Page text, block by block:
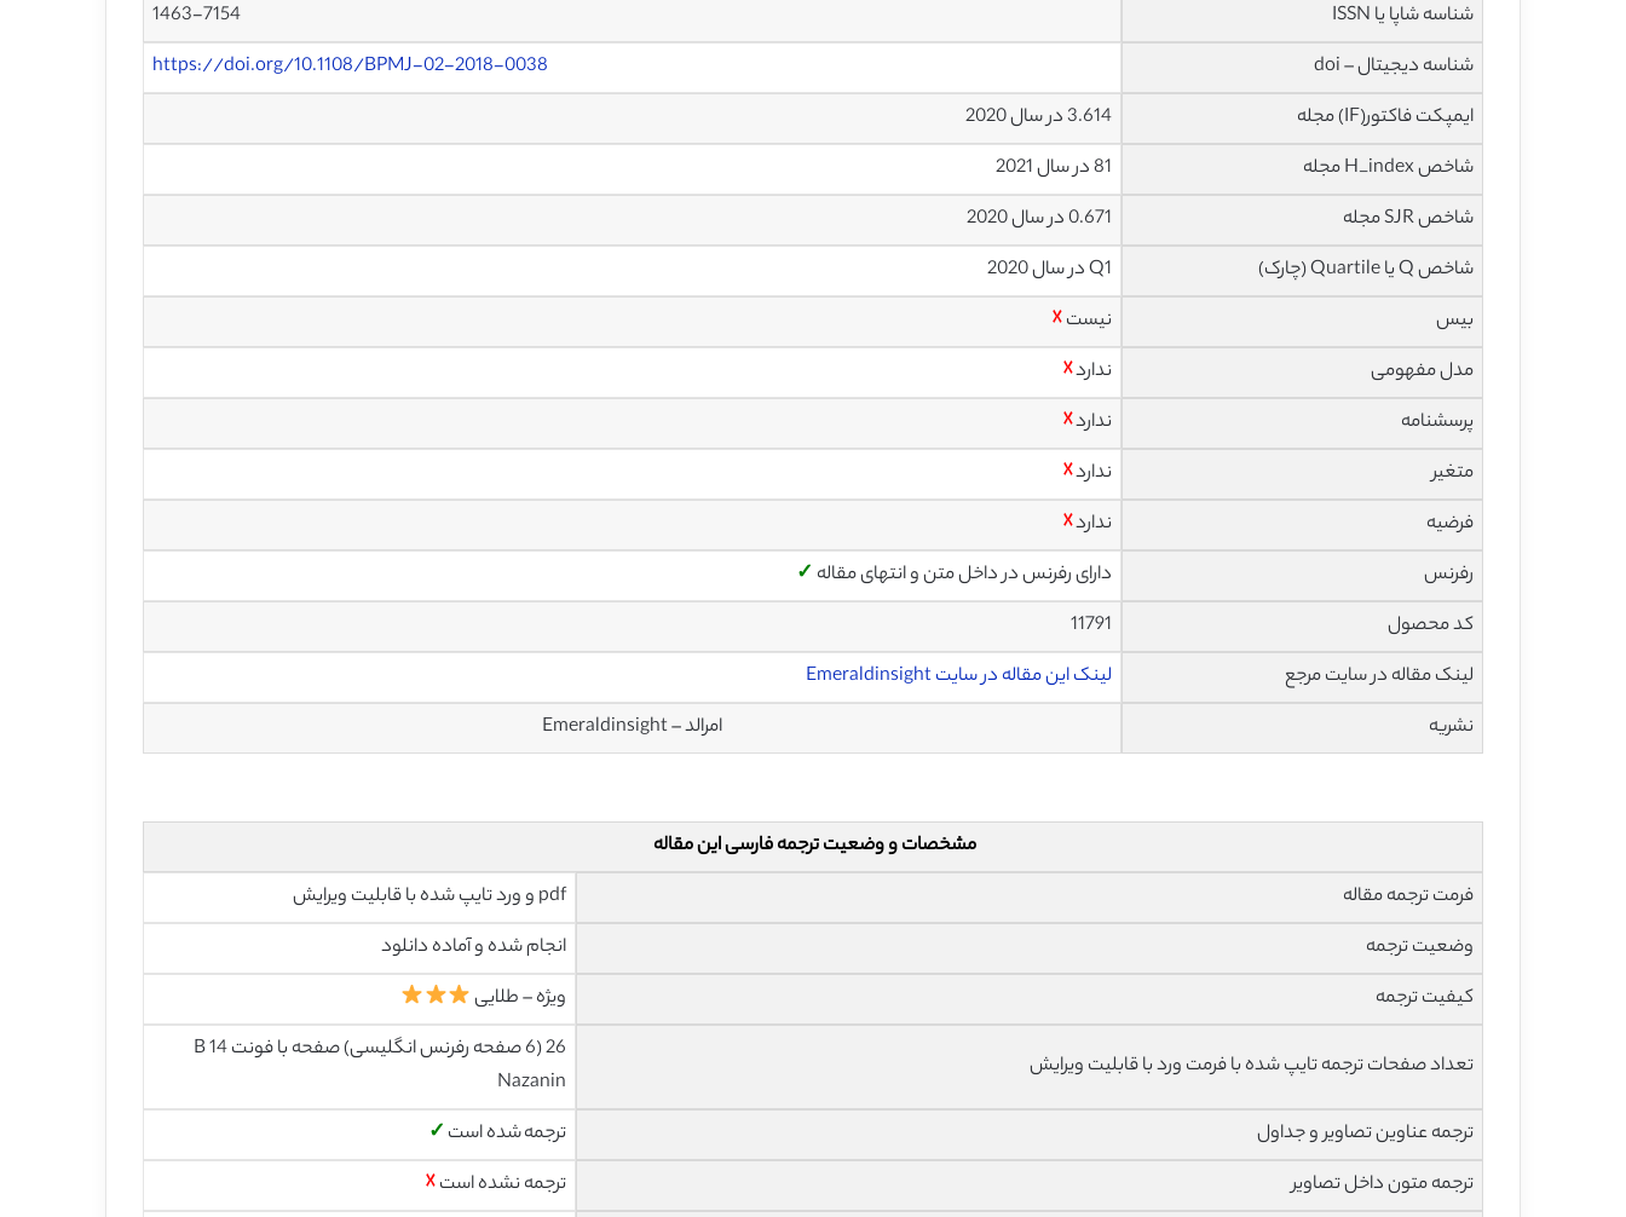
شناسه شاپا یا ISSN
1463-7154
شناسه دیجیتال – doi
https://doi.org/10.1108/BPMJ-02-2018-0038
ایمپکت فاکتور(IF) مجله
3.614 در سال 2020
شاخص H_index مجله
81 در سال 2021
شاخص SJR مجله
0.671 در سال 2020
شاخص Q یا Quartile (چارک)
Q1 در سال 2020
بیس
نیست☓
مدل مفهومی
ندارد☓
پرسشنامه
ندارد☓
متغیر
ندارد☓
فرضیه
ندارد☓
رفرنس
دارای رفرنس در داخل متن و انتهای مقاله ✓
کد محصول
11791
لینک مقاله در سایت مرجع
لینک این مقاله در سایت Emeraldinsight
نشریه
امرالد – Emeraldinsight
مشخصات و وضعیت ترجمه فارسی این مقاله
فرمت ترجمه مقاله
pdf و ورد تایپ شده با قابلیت ویرایش
وضعیت ترجمه
انجام شده و آماده دانلود
کیفیت ترجمه
ویژه – طلایی
تعداد صفحات ترجمه تایپ شده با فرمت ورد با قابلیت ویرایش
26 (6 صفحه رفرنس انگلیسی) صفحه با فونت 14 B
Nazanin
ترجمه عناوین تصاویر و جداول
ترجمه شده است ✓
ترجمه متون داخل تصاویر
ترجمه نشده است☓